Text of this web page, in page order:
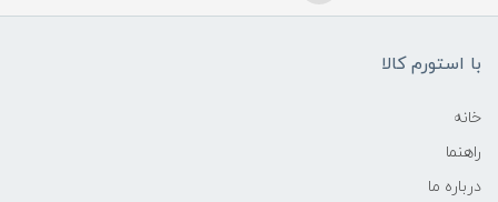
با استورم کالا
خانه
راهنما
درباره ما